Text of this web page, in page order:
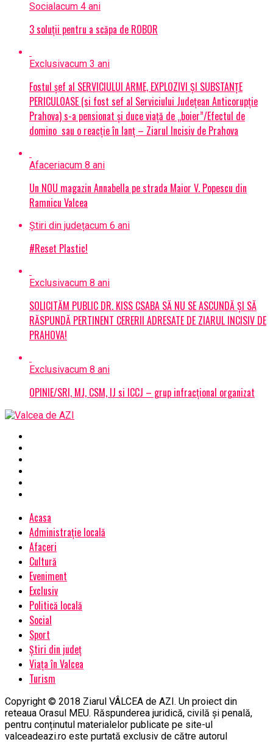
Social acum 4 ani
3 soluții pentru a scăpa de ROBOR
Exclusivacum 3 ani
Fostul șef al SERVICIULUI ARME, EXPLOZIVI ŞI SUBSTANŢE
PERICULOASE (si fost sef al Serviciului Judeţean Anticorupţie
Prahova) s-a pensionat și duce viață de „boier”/Efectul de
domino sau o reacție în lanț – Ziarul Incisiv de Prahova
Afaceriacum 8 ani
Un NOU magazin Annabella pe strada Maior V. Popescu din
Ramnicu Valcea
Știri din județacum 6 ani
#Reset Plastic!
Exclusivacum 8 ani
SOLICITĂM PUBLIC DR. KISS CSABA SĂ NU SE ASCUNDĂ ȘI SĂ
RĂSPUNDĂ PERTINENT CERERII ADRESATE DE ZIARUL INCISIV DE
PRAHOVA!
Exclusivacum 8 ani
OPINIE/SRI, MJ, CSM, IJ si ICCJ – grup infracțional organizat
Acasa
Administrație locală
Afaceri
Cultură
Eveniment
Exclusiv
Politică locală
Social
Sport
Știri din județ
Viața în Valcea
Turism
Copyright © 2018 Ziarul VÂLCEA de AZI. Un proiect din
reteaua Orasul MEU. Răspunderea juridică, civilă și penală,
pentru conținutul materialelor publicate pe site-ul
valceadeazi.ro este purtată exclusiv de către autorul